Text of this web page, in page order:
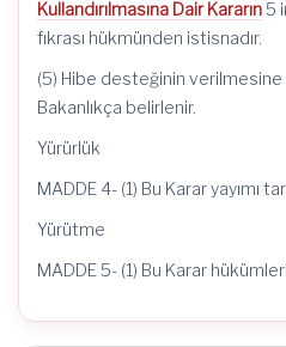
Kullandırılmasına Dair Kararın5
fıkrası hükmünden istisnadır.
(5) Hibe desteğinin
Bakanlıkça belirlenir.
Yürürlük
MADDE 4- (1) Bu Karar yayımı
Yürütme
MADDE 5- (1) Bu Karar